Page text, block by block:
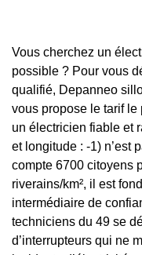
Vous cherchez un
possible ? Pour vous
qualifié, Depanneo
vous propose le tarif
un électricien fiable et
et longitude : -1) n’est
compte 6700 citoyens
riverains/km², il est
intermédiaire de
techniciens du 49 se
d’interrupteurs qui ne